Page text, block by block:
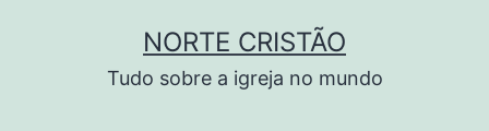
NORTE CRISTÃO
Tudo sobre a igreja no mundo